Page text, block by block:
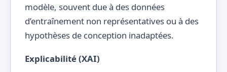
modèle, souvent due à des données
d’entraînement non représentatives ou à des
hypothèses de conception inadaptées.
Explicabilité (XAI)